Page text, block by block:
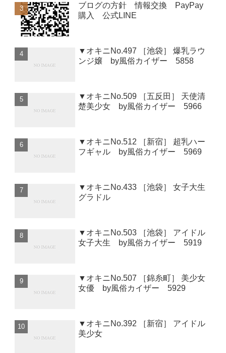
ブログの方針 情報交換 PayPay
購入 公式LINE
▼オキニNo.497 ［池袋］ 爆乳ラウ
ンジ嬢 by風俗カイザー 5858
▼オキニNo.509 ［五反田］ 天使清
楚美少女 by風俗カイザー 5966
▼オキニNo.512 ［新宿］ 超乳ハー
フギャル by風俗カイザー 5969
▼オキニNo.433 ［池袋］ 女子大生
グラドル
▼オキニNo.503 ［池袋］ アイドル
女子大生 by風俗カイザー 5919
▼オキニNo.507 ［錦糸町］ 美少女
女優 by風俗カイザー 5929
▼オキニNo.392 ［新宿］ アイドル
美少女